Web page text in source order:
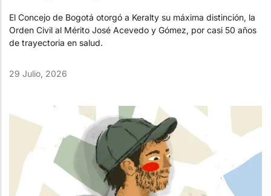
El Concejo de Bogotá otorgó a Keralty su máxima distinción, la
Orden Civil al Mérito José Acevedo y Gómez, por casi 50 años
de trayectoria en salud.
29 Julio, 2026